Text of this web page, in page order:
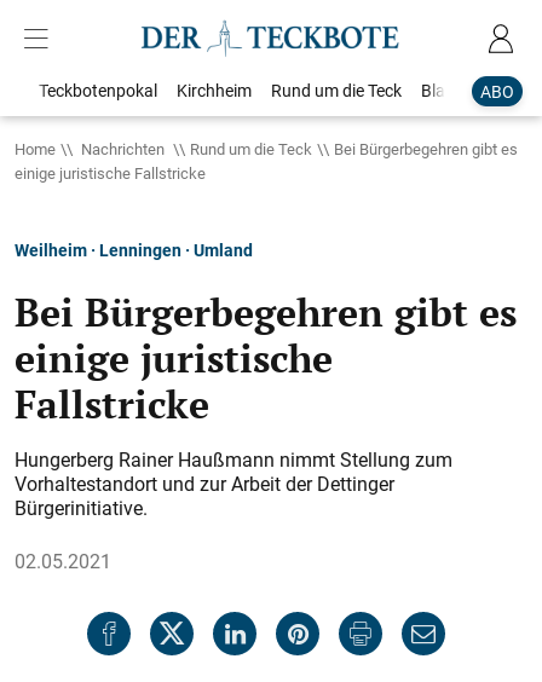
ABO
Teckbotenpokal Kirchheim Rund um die Teck Blaulicht
Home Nachrichten Rund um die Teck
Bei Bürgerbegehren gibt es
einige juristische Fallstricke
Weilheim · Lenningen · Umland
Bei Bürgerbegehren gibt es
einige juristische
Fallstricke
Hungerberg Rainer Haußmann nimmt Stellung zum
Vorhaltestandort und zur Arbeit der Dettinger
Bürgerinitiative.
02.05.2021